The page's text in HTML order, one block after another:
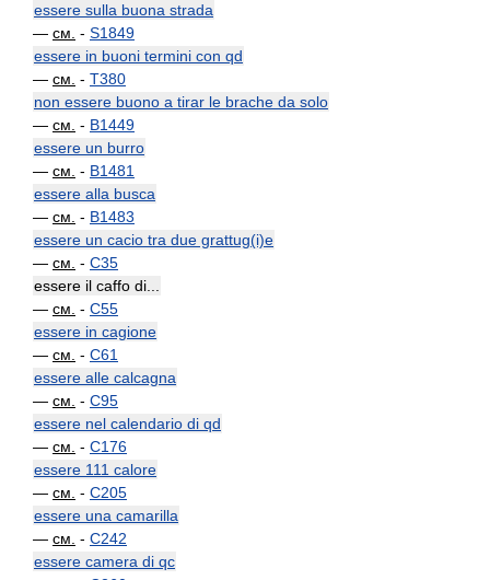
essere sulla buona strada
— см. - S1849
essere in buoni termini con qd
— см. - T380
non essere buono a tirar le brache da solo
— см. - B1449
essere un burro
— см. - B1481
essere alla busca
— см. - B1483
essere un cacio tra due grattug(i)e
— см. - C35
essere il caffo di...
— см. - C55
essere in cagione
— см. - C61
essere alle calcagna
— см. - C95
essere nel calendario di qd
— см. - C176
essere 111 calore
— см. - C205
essere una camarilla
— см. - C242
essere camera di qc